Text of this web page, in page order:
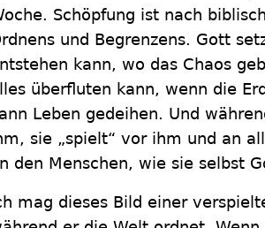
Schöpfung ist nach
und Begrenzens. Gott
kann, wo das Chaos
überfluten kann, wenn die
Leben gedeihen. Und
sie „spielt“ vor ihm und an
den Menschen, wie sie selbst
mag dieses Bild einer